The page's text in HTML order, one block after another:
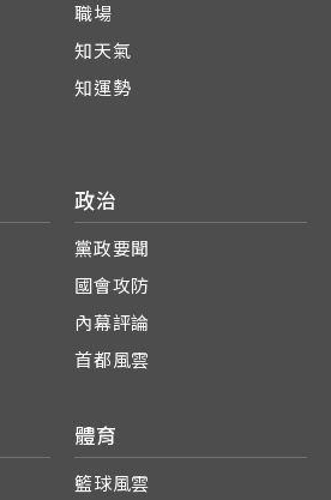
職場
知天氣
知運勢
政治
黨政要聞
國會攻防
內幕評論
首都風雲
體育
籃球風雲